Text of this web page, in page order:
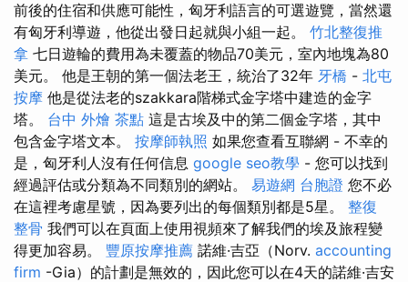
前後的住宿和供應可能性，匈牙利語言的可選遊覽，當然還
有匈牙利導遊，他從出發日起就與小組一起。 竹北整復推
拿 七日遊輪的費用為未覆蓋的物品70美元，室內地塊為80
美元。 他是王朝的第一個法老王，統治了32年 牙橋 - 北屯
按摩 他是從法老的szakkara階梯式金字塔中建造的金字
塔。 台中 外燴 茶點 這是古埃及中的第二個金字塔，其中
包含金字塔文本。 按摩師執照 如果您查看互聯網 - 不幸的
是，匈牙利人沒有任何信息 google seo教學 - 您可以找到
經過評估或分類為不同類別的網站。 易遊網 台胞證 您不必
在這裡考慮星號，因為要列出的每個類別都是5星。 整復
整骨 我們可以在頁面上使用視頻來了解我們的埃及旅程變
得更加容易。 豐原按摩推薦 諾維·吉亞（Norv. accounting
firm -Gia）的計劃是無效的，因此您可以在4天的諾維·吉安